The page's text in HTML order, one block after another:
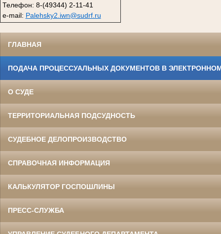
Телефон: 8-(49344) 2-11-41
e-mail: Palehsky2.iwn@sudrf.ru
ГЛАВНАЯ
ПОДАЧА ПРОЦЕССУАЛЬНЫХ ДОКУМЕНТОВ В
О СУДЕ
ТЕРРИТОРИАЛЬНАЯ ПОДСУДНОСТЬ
СУДЕБНОЕ ДЕЛОПРОИЗВОДСТВО
СПРАВОЧНАЯ ИНФОРМАЦИЯ
КАЛЬКУЛЯТОР ГОСПОШЛИНЫ
ПРЕСС-СЛУЖБА